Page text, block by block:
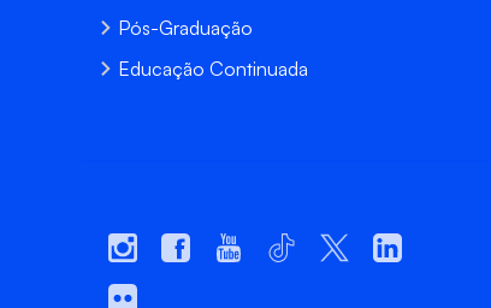
Pós-Graduação
Educação Continuada